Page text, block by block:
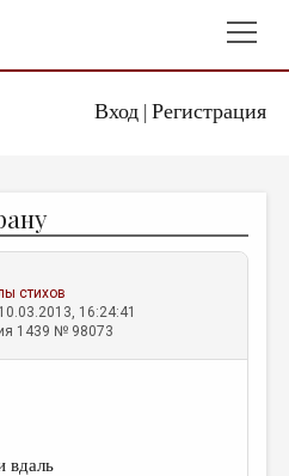
Вход| Регистрация
стихов
16:24:41
1439 № 98073
вдаль